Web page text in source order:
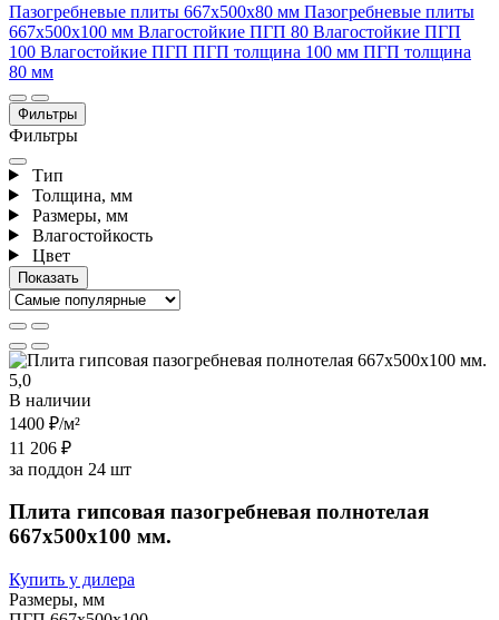
Пазогребневые плиты 667x500x80 мм Пазогребневые плиты
667х500х100 мм Влагостойкие ПГП 80 Влагостойкие ПГП
100 Влагостойкие ПГП ПГП толщина 100 мм ПГП толщина
80 мм
Фильтры
Фильтры
Тип
Толщина, мм
Размеры, мм
Влагостойкость
Цвет
5,0
В наличии
1400 ₽/м²
11 206 ₽
за поддон 24 шт
Плита гипсовая пазогребневая полнотелая
667х500х100 мм.
Купить у дилера
Размеры, мм